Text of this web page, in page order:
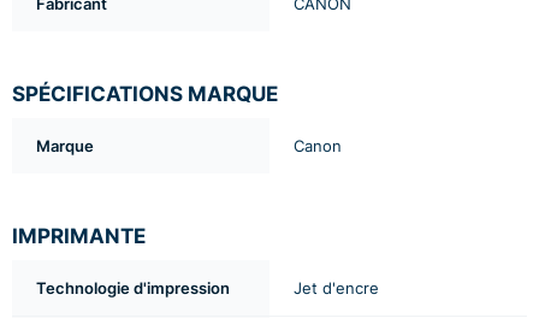
SPÉCIFICATIONS MARQUE
Marque Canon
IMPRIMANTE
Technologie d'impression Jet d'encre